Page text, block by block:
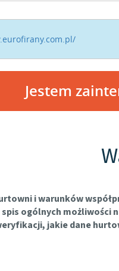
Jestem
i warunków
ogólnych
jakie dane